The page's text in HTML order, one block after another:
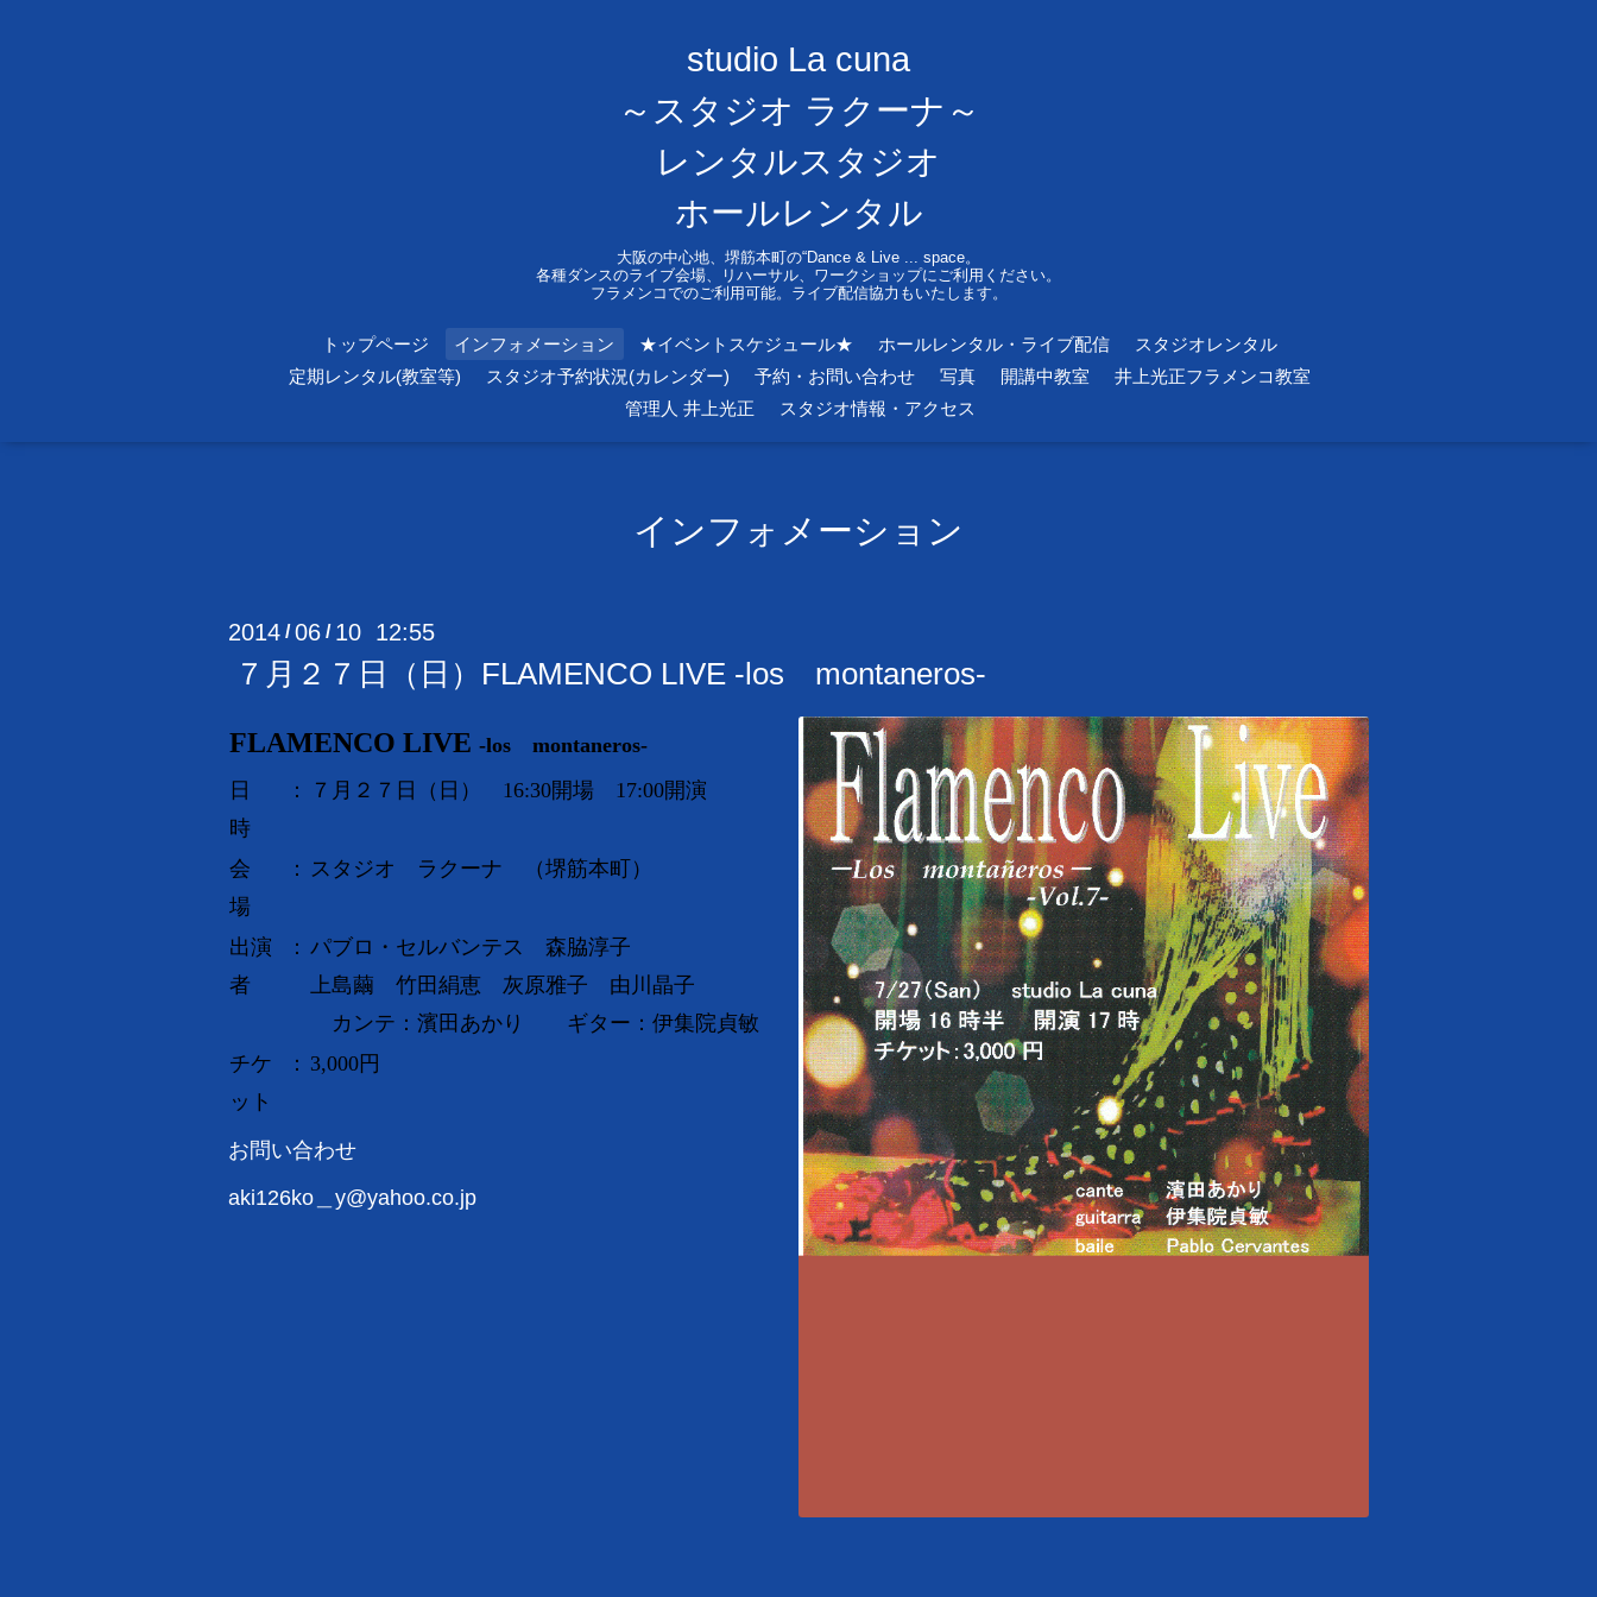
studio La cuna
～スタジオ ラクーナ～
レンタルスタジオ
ホールレンタル
大阪の中心地、堺筋本町の“Dance & Live ... space。
各種ダンスのライブ会場、リハーサル、ワークショップにご利用ください。
フラメンコでのご利用可能。ライブ配信協力もいたします。
トップページ インフォメーション ★イベントスケジュール★ ホールレンタル・ライブ配信
スタジオレンタル
定期レンタル(教室等)
スタジオ予約状況(カレンダー) 予約・お問い合わせ 写真 開講中教室
井上光正フラメンコ教室
管理人 井上光正
スタジオ情報・アクセス
インフォメーション
2014 /06 / 10 12:55
７月２７日（日）FLAMENCO LIVE -los montaneros-
FLAMENCO LIVE -los montaneros-
日
時
： ７月２７日（日） 16:30開場 17:00開演
会
場
： スタジオ ラクーナ （堺筋本町）
出演
者
： パブロ・セルバンテス 森脇淳子
上島繭 竹田絹恵 灰原雅子 由川晶子
カンテ：濱田あかり ギター：伊集院貞敏
チケ
ット
： 3,000円
お問い合わせ
aki126ko＿y@yahoo.co.jp